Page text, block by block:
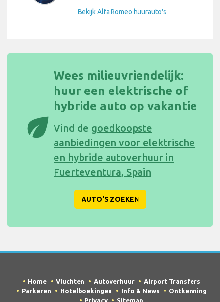
Bekijk Alfa Romeo huurauto's
eco
Wees milieuvriendelijk:
huur een elektrische of
hybride auto op vakantie
Vind de goedkoopste
aanbiedingen voor elektrische
en hybride autoverhuur in
Fuerteventura, Spain
AUTO'S ZOEKEN
Home Vluchten Autoverhuur
Airport Transfers
Parkeren
Hotelboekingen Info & News
Ontkenning
Privacy
Sitemap